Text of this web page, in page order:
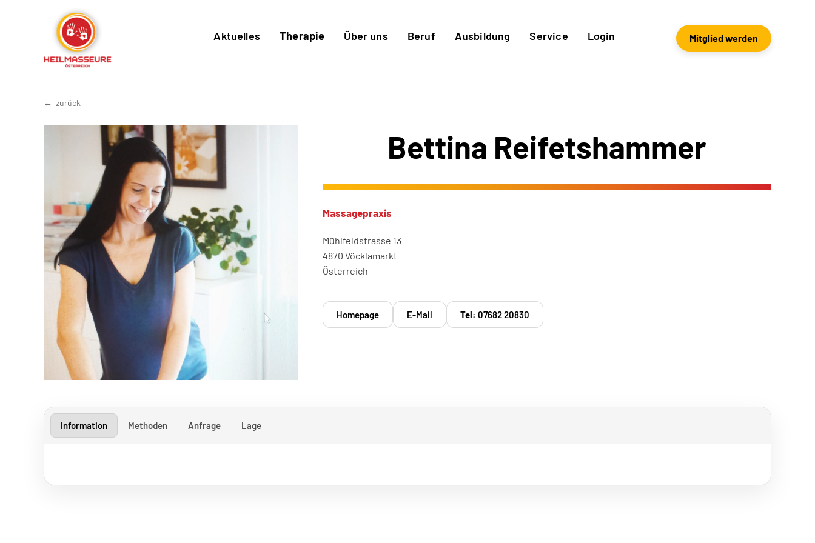
Aktuelles Therapie Über uns Beruf Ausbildung Service Login Mitglied werden
zurück
Bettina Reifetshammer
Massagepraxis
Mühlfeldstrasse 13
4870 Vöcklamarkt
Österreich
Homepage E-Mail Tel: 07682 20830
Information Methoden Anfrage Lage